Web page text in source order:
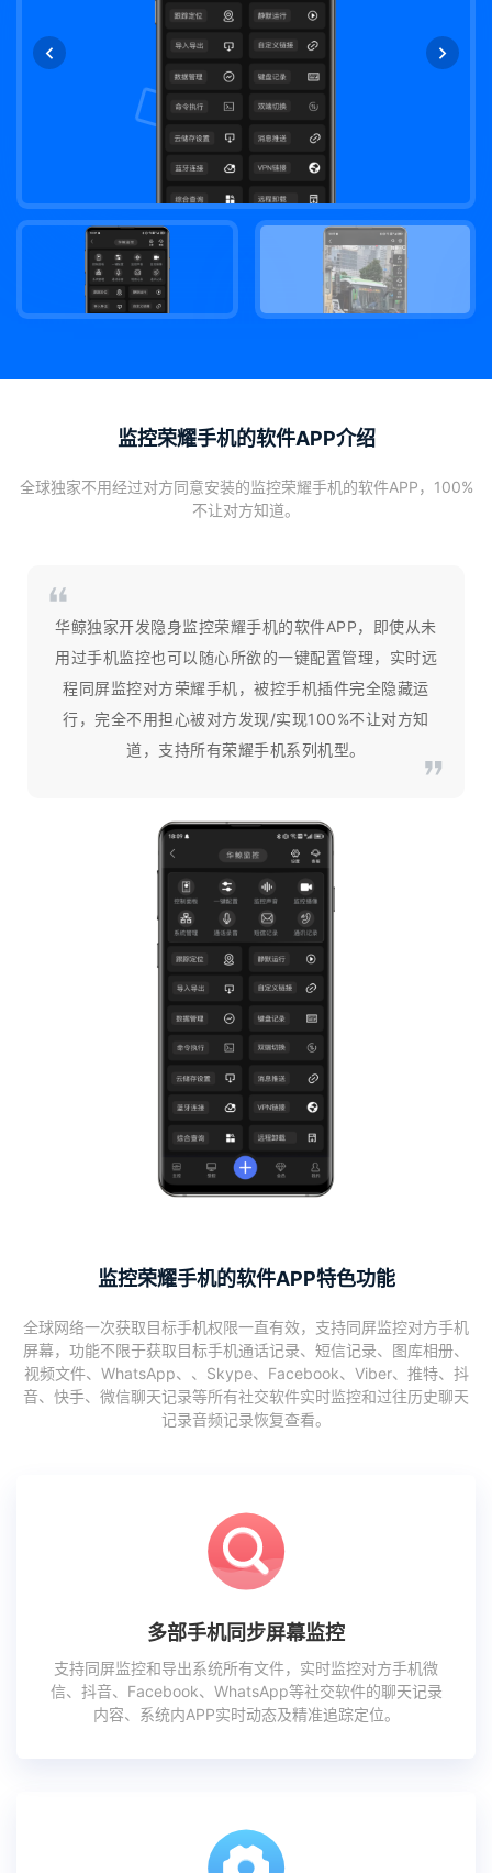
监控荣耀手机的软件APP介绍
全球独家不用经过对方同意安装的监控荣耀手机的软件APP，100%
不让对方知道。
华鲸独家开发隐身监控荣耀手机的软件APP，即使从未
用过手机监控也可以随心所欲的一键配置管理，实时远
程同屏监控对方荣耀手机，被控手机插件完全隐藏运
行，完全不用担心被对方发现/实现100%不让对方知
道，支持所有荣耀手机系列机型。
监控荣耀手机的软件APP特色功能
全球网络一次获取目标手机权限一直有效，支持同屏监控对方手机
屏幕，功能不限于获取目标手机通话记录、短信记录、图库相册、
视频文件、WhatsApp、、Skype、Facebook、Viber、推特、抖
音、快手、微信聊天记录等所有社交软件实时监控和过往历史聊天
记录音频记录恢复查看。
多部手机同步屏幕监控
支持同屏监控和导出系统所有文件，实时监控对方手机微
信、抖音、Facebook、WhatsApp等社交软件的聊天记录
内容、系统内APP实时动态及精准追踪定位。